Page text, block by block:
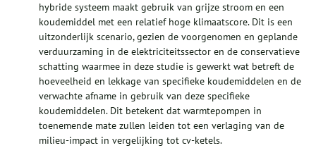
hybride systeem maakt gebruik van grijze stroom en een
koudemiddel met een relatief hoge klimaatscore. Dit is een
uitzonderlijk scenario, gezien de voorgenomen en geplande
verduurzaming in de elektriciteitssector en de conservatieve
schatting waarmee in deze studie is gewerkt wat betreft de
hoeveelheid en lekkage van specifieke koudemiddelen en de
verwachte afname in gebruik van deze specifieke
koudemiddelen. Dit betekent dat warmtepompen in
toenemende mate zullen leiden tot een verlaging van de
milieu-impact in vergelijking tot cv-ketels.